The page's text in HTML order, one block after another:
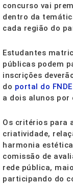
concurso vai
dentro da
cada região do
Estudantes
públicas podem
inscrições
do portal do FNDE
a dois alunos por
Os critérios para
criatividade,
harmonia
comissão de
rede pública,
participando do